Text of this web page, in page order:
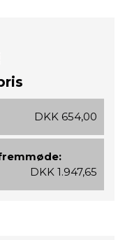
DKK 654,00
DKK 1.947,65